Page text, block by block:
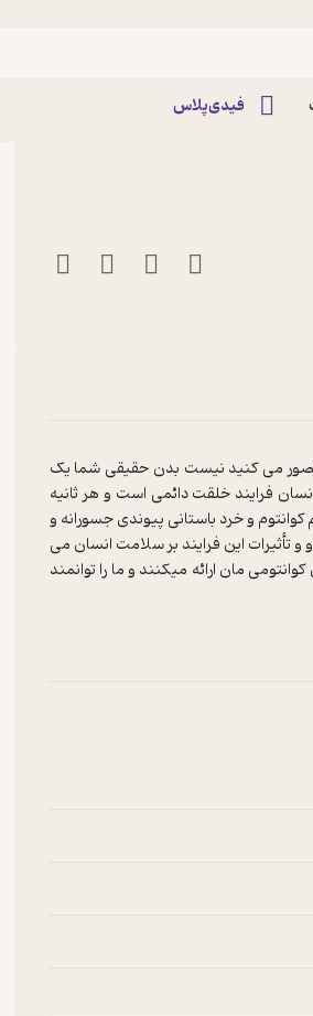
فیدی‌پلاس
می کنید نیست بدن حقیقی شما یک
فرایند خلقت دائمی است و هر ثانیه
و خرد باستانی پیوندی جسورانه و
این فرایند بر سلامت انسان می
مان ارائه میکنند و ما را توانمند